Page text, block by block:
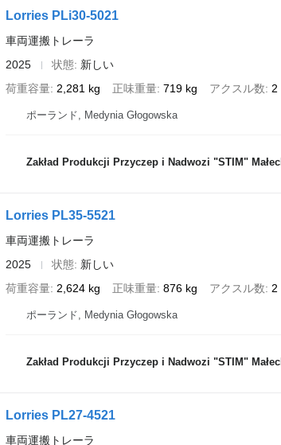
Lorries PLi30-5021
車両運搬トレーラ
2025
状態 新しい
荷重容量 2,281 kg 正味重量 719 kg アクスル数 2
ポーランド, Medynia Głogowska
Zakład Produkcji Przyczep i Nadwozi "STIM"
Lorries PL35-5521
車両運搬トレーラ
2025
状態 新しい
荷重容量 2,624 kg 正味重量 876 kg アクスル数 2
ポーランド, Medynia Głogowska
Zakład Produkcji Przyczep i Nadwozi "STIM"
Lorries PL27-4521
車両運搬トレーラ